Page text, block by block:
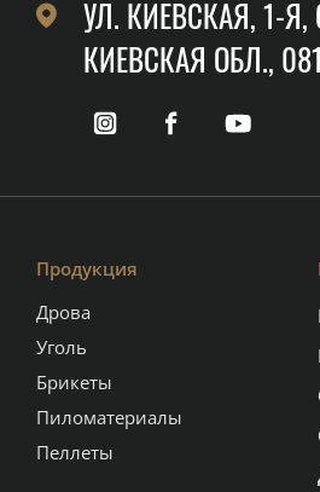
УЛ. КИЕВСКАЯ, 1-Я,
КИЕВСКАЯ ОБЛ.,
Продукция
Дрова
Уголь
Брикеты
Пиломатериалы
Пеллеты